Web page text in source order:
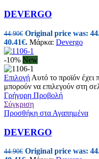
DEVERGO
44.90€ Original price was:
40.41€. Μάρκα: Devergo
-10% New
Επιλογή Αυτό το προϊόν έχει
μπορούν να επιλεγούν στη
Γρήγορη Προβολή
Σύγκριση
Προσθήκη στα Αγαπημένα
DEVERGO
44.90€ Original price was: